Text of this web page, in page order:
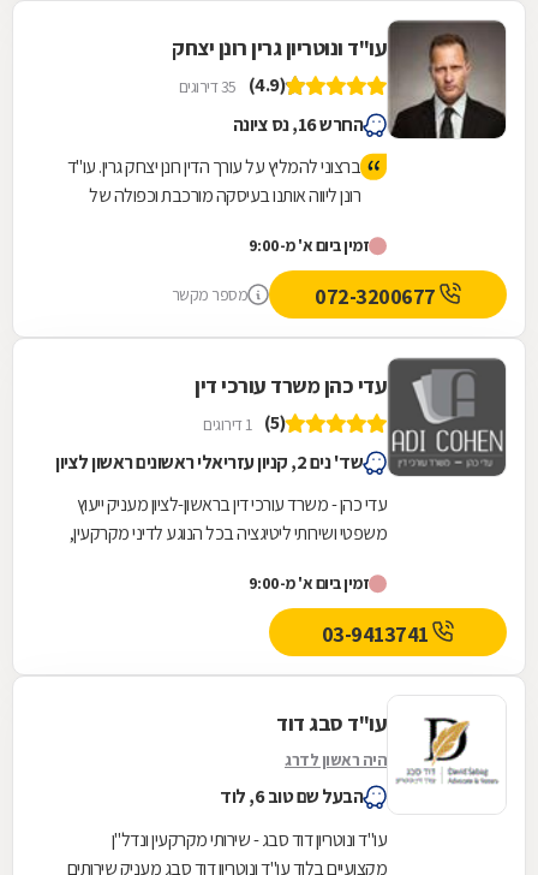
עו"ד ונוטריון גרין רונן יצחק
(4.9) 35 דירוגים
החרש 16, נס ציונה
ברצוני להמליץ על עורך הדין רונן יצחק גרין. עו"ד
רונן ליווה אותנו בעיסקה מורכבת וכפולה של
בכשרונו בין שלל המסמכים, דאג לסנכרן בין כל
הגורמים הרלוונטים בעיסקה, הרגיע כשצריך,
דחף כשהיה צורך ונתן לנו את הגב והביטחון שכל
כך היינו צריכים בתקופה המאתגרת של ביצוע
שקט לסמוך על מקצוען אמיתי וללתת לו לעשות
את העבודה. תודה רבה רונן. היה לנו העונג!
זמין ביום א' מ-9:00
מספר מקשר
עדי כהן משרד עורכי דין
(5) 1 דירוגים
שד' נים 2, קניון עזריאלי ראשונים ראשון לציון
עדי כהן - משרד עורכי דין בראשון-לציון מעניק ייעוץ
משפטי ושירותי ליטיגציה בכל הנוגע לדיני מקרקעין,
זמין ביום א' מ-9:00
03-9413741
עו"ד סבג דוד
היה ראשון לדרג
הבעל שם טוב 6, לוד
עו"ד ונוטריון דוד סבג - שירותי מקרקעין ונדל"ן
מקצועיים בלוד עו"ד ונוטריון דוד סבג מעניק שירותים